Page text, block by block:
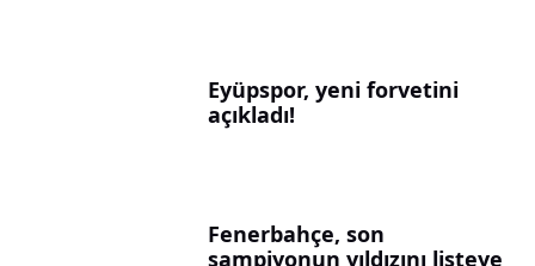
Eyüpspor, yeni forvetini
açıkladı!
Fenerbahçe, son
şampiyonun yıldızını listeye